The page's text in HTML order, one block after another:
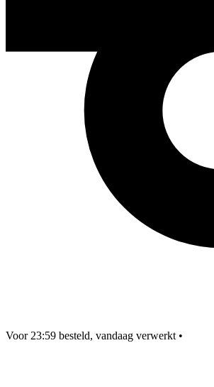
Voor 23:59 besteld, vandaag verwerkt •